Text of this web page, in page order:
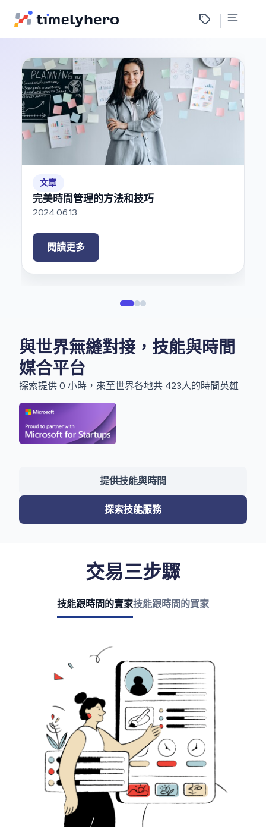
文章
完美時間管理的方法和技巧
2024.06.13
閱讀更多
與世界無縫對接，技能與時間
媒合平台
探索提供 0 小時，來至世界各地共 423人的時間英雄
提供技能與時間
探索技能服務
交易三步驟
技能跟時間的賣家技能跟時間的買家